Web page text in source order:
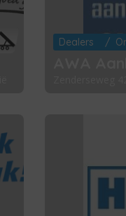
Dealers